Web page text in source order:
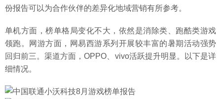
份报告可以为合作伙伴的差异化地域营销有所参考。
单机方面，榜单格局变化不大，依然是消除类、跑酷类游戏
领跑。网游方面，网易西游系列开展较丰富的暑期活动强势
回归前三。渠道方面，OPPO、vivo活跃提升明显。以下是详
细情况。